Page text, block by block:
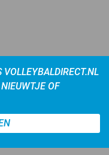
OF